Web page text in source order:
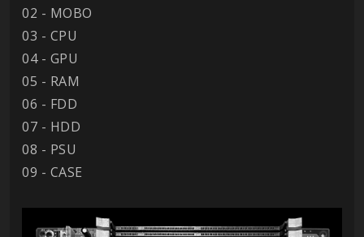
02 - MOBO
03 - CPU
04 - GPU
05 - RAM
06 - FDD
07 - HDD
08 - PSU
09 - CASE